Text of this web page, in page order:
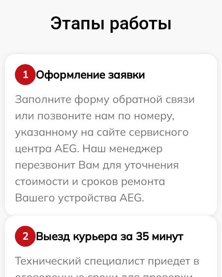
Этапы работы
1
Оформление заявки
Заполните форму обратной связи
или позвоните нам по номеру,
указанному на сайте сервисного
центра AEG. Наш менеджер
перезвонит Вам для уточнения
стоимости и сроков ремонта
Вашего устройства AEG.
2
Выезд курьера за 35 минут
Технический специалист приедет в